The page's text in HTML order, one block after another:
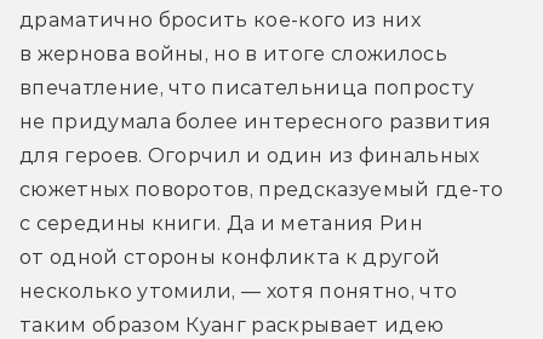
драматично бросить кое-кого из них
в жернова войны, но в итоге сложилось
впечатление, что писательница попросту
не придумала более интересного развития
для героев. Огорчил и один из финальных
сюжетных поворотов, предсказуемый где-то
с середины книги. Да и метания Рин
от одной стороны конфликта к другой
несколько утомили, — хотя понятно, что
таким образом Куанг раскрывает идею